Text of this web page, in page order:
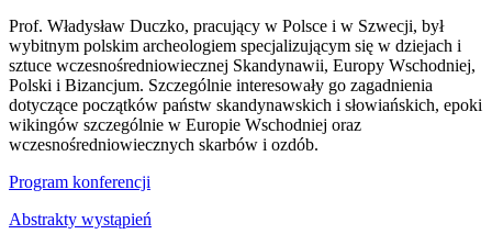
Prof. Władysław Duczko, pracujący w Polsce i w Szwecji, był
wybitnym polskim archeologiem specjalizującym się w dziejach i
sztuce wczesnośredniowiecznej Skandynawii, Europy Wschodniej,
Polski i Bizancjum. Szczególnie interesowały go zagadnienia
dotyczące początków państw skandynawskich i słowiańskich, epoki
wikingów szczególnie w Europie Wschodniej oraz
wczesnośredniowiecznych skarbów i ozdób.
Program konferencji
Abstrakty wystąpień